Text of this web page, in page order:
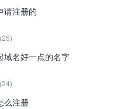
请注册的
域名好一点的名字
么注册